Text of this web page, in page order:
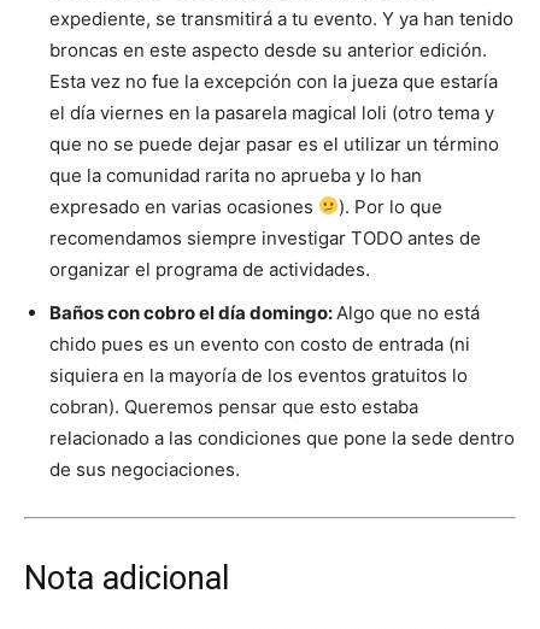
expediente, se transmitirá a tu evento. Y ya han tenido
broncas en este aspecto desde su anterior edición.
Esta vez no fue la excepción con la jueza que estaría
el día viernes en la pasarela magical loli (otro tema y
que no se puede dejar pasar es el utilizar un término
que la comunidad rarita no aprueba y lo han
expresado en varias ocasiones
). Por lo que
recomendamos siempre investigar TODO antes de
organizar el programa de actividades.
Baños con cobro el día domingo: Algo que no está
chido pues es un evento con costo de entrada (ni
siquiera en la mayoría de los eventos gratuitos lo
cobran). Queremos pensar que esto estaba
relacionado a las condiciones que pone la sede dentro
de sus negociaciones.
Nota adicional